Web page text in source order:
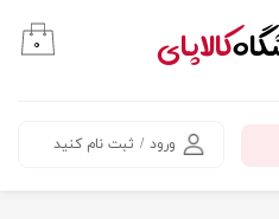
کالاپای
ورود / ثبت نام کنید
۰